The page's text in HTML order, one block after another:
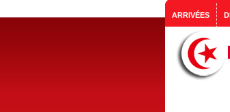
ARRIVÉES